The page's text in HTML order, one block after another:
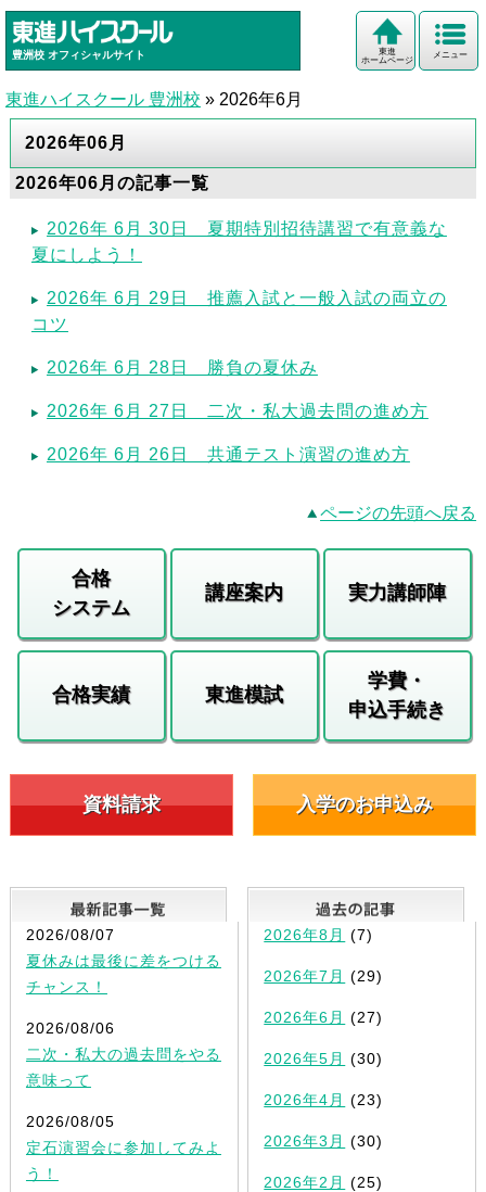
豊洲校 オフィシャルサイト メニュー
東進
ホームページ
東進ハイスクール 豊洲校 » 2026年6月
2026年06月
2026年06月の記事一覧
2026年 6月 30日 夏期特別招待講習で有意義な
夏にしよう！
2026年 6月 29日 推薦入試と一般入試の両立の
コツ
2026年 6月 28日 勝負の夏休み
2026年 6月 27日 二次・私大過去問の進め方
2026年 6月 26日 共通テスト演習の進め方
ページの先頭へ戻る
合格
システム
講座案内 実力講師陣
合格実績 東進模試
学費・
申込手続き
資料請求 入学のお申込み
最新記事一覧
2026/08/07
夏休みは最後に差をつける
チャンス！
2026/08/06
二次・私大の過去問をやる
意味って
2026/08/05
定石演習会に参加してみよ
う！
2026年8月 (7)
2026年7月 (29)
2026年6月 (27)
2026年5月 (30)
2026年4月 (23)
2026年3月 (30)
2026年2月 (25)